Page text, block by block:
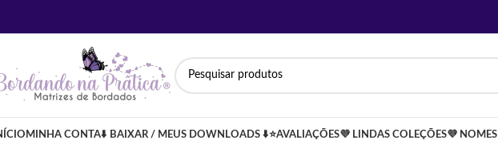
MINHA CONTA⬇️ BAIXAR / MEUS DOWNLOADS ⬇️⭐AVALIAÇÕES💜 LINDAS COLEÇÕES💜 NOMES